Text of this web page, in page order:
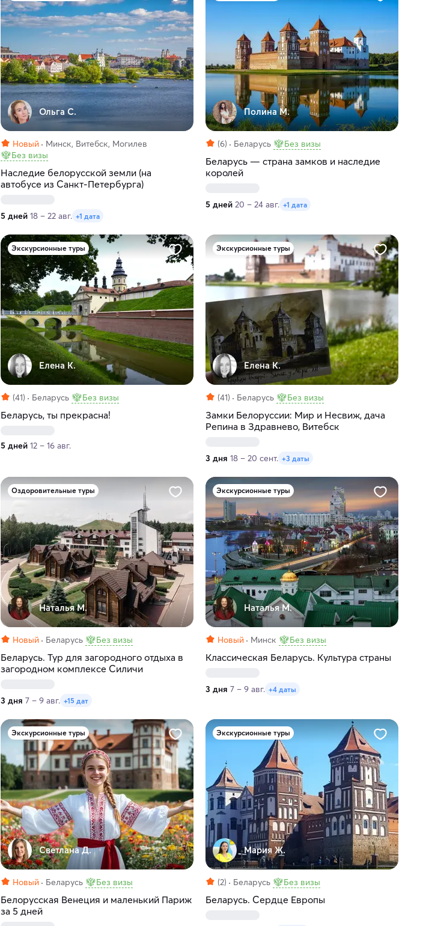
Ольга С.
Новый
Минск, Витебск, Могилев
Без визы
Наследие белорусской земли (на
автобусе из Санкт-Петербурга)
5 дней 18 – 22 авг. +1 дата
Полина М.
(6) Беларусь Без визы
Беларусь — страна замков и наследие
королей
5 дней 20 – 24 авг. +1 дата
Экскурсионные туры
Елена К.
(41) Беларусь Без визы
Беларусь, ты прекрасна!
5 дней 12 – 16 авг.
Экскурсионные туры
Елена К.
(41) Беларусь Без визы
Замки Белоруссии: Мир и Несвиж, дача
Репина в Здравнево, Витебск
3 дня 18 – 20 сент. +3 даты
Оздоровительные туры
Наталья М.
Новый Беларусь Без визы
Беларусь. Тур для загородного отдыха в
загородном комплексе Силичи
3 дня 7 – 9 авг. +15 дат
Экскурсионные туры
Наталья М.
Новый Минск Без визы
Классическая Беларусь. Культура страны
3 дня 7 – 9 авг. +4 даты
Экскурсионные туры
Светлана Д.
Новый Беларусь Без визы
Белорусская Венеция и маленький Париж
за 5 дней
Экскурсионные туры
Мария Ж.
(2) Беларусь Без визы
Беларусь. Сердце Европы